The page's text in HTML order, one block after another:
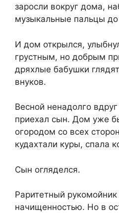
заросли вокруг дома,
музыкальные пальцы
И дом открылся,
грустным, но добрым
дряхлые бабушки
внуков.
Весной ненадолго
приехал сын. Дом уже
огородом со всех
кудахтали куры, спала
Сын огляделся.
Раритетный рукомойник
начищенностью. Но в